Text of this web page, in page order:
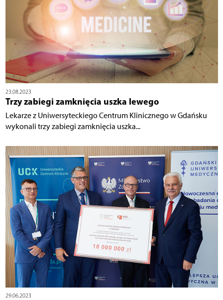
23.08.2023
Trzy zabiegi zamknięcia uszka lewego
Lekarze z Uniwersyteckiego Centrum Klinicznego w Gdańsku
wykonali trzy zabiegi zamknięcia uszka...
29.06.2023